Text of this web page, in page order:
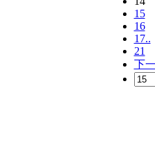
15
16
17..
21
下